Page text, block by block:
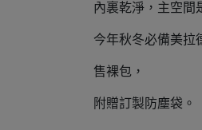
內裏乾淨，主空間
今年秋冬必備美拉
售裸包，
附贈訂製防塵袋。